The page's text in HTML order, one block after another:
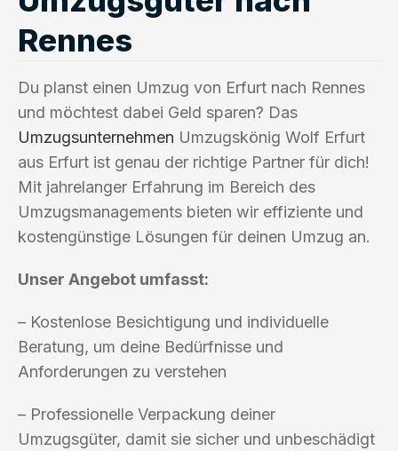
Rennes
Du planst einen Umzug von Erfurt nach Rennes
und möchtest dabei Geld sparen? Das
Umzugsunternehmen Umzugskönig Wolf Erfurt
aus Erfurt ist genau der richtige Partner für dich!
Mit jahrelanger Erfahrung im Bereich des
Umzugsmanagements bieten wir effiziente und
kostengünstige Lösungen für deinen Umzug an.
Unser Angebot umfasst:
– Kostenlose Besichtigung und individuelle
Beratung, um deine Bedürfnisse und
Anforderungen zu verstehen
– Professionelle Verpackung deiner
Umzugsgüter, damit sie sicher und unbeschädigt